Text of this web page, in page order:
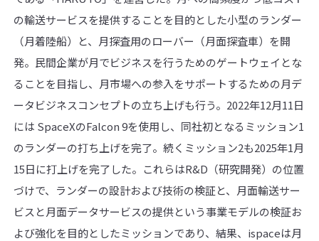
の輸送サービスを提供することを目的とした小型のランダー
（月着陸船）と、月探査用のローバー（月面探査車）を開
発。民間企業が月でビジネスを行うためのゲートウェイとな
ることを目指し、月市場への参入をサポートするための月デ
ータビジネスコンセプトの立ち上げも行う。2022年12月11日
には SpaceXのFalcon 9を使用し、同社初となるミッション1
のランダーの打ち上げを完了。続くミッション2も2025年1月
15日に打上げを完了した。これらはR&D（研究開発）の位置
づけで、ランダーの設計および技術の検証と、月面輸送サー
ビスと月面データサービスの提供という事業モデルの検証お
よび強化を目的としたミッションであり、結果、ispaceは月